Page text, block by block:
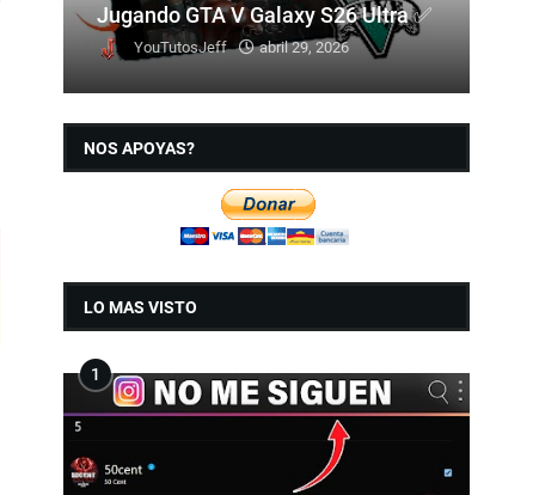
Jugando GTA V Galaxy S26 Ultra ✅
YouTutosJeff abril 29, 2026
NOS APOYAS?
LO MAS VISTO